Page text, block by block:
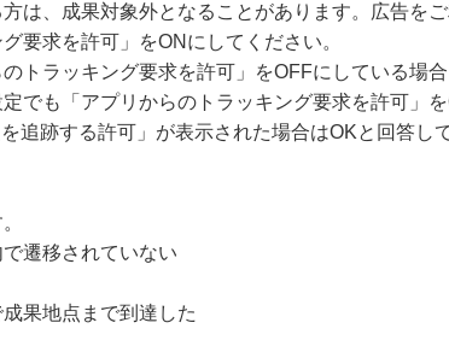
は、成果対象外となることがあります。広告を
要求を許可」をONにしてください。
トラッキング要求を許可」をOFFにしている場
でも「アプリからのトラッキング要求を許可」
追跡する許可」が表示された場合はOKと回答し
遷移されていない
果地点まで到達した